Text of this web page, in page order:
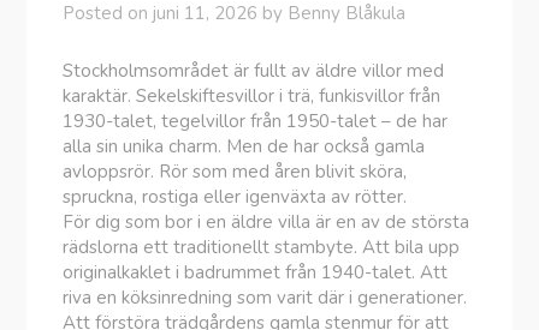
Posted on juni 11, 2026 by Benny Blåkula
Stockholmsområdet är fullt av äldre villor med
karaktär. Sekelskiftesvillor i trä, funkisvillor från
1930-talet, tegelvillor från 1950-talet – de har
alla sin unika charm. Men de har också gamla
avloppsrör. Rör som med åren blivit sköra,
spruckna, rostiga eller igenväxta av rötter.
För dig som bor i en äldre villa är en av de största
rädslorna ett traditionellt stambyte. Att bila upp
originalkaklet i badrummet från 1940-talet. Att
riva en köksinredning som varit där i generationer.
Att förstöra trädgårdens gamla stenmur för att